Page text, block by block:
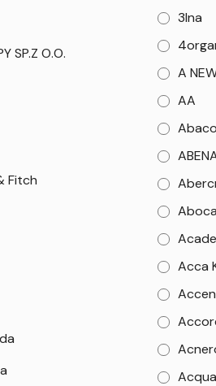
SP.Z O.O.
Fitch
3Ina
A
AA
Aboca
Acca